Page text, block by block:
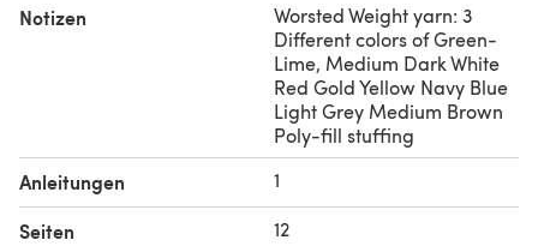
Notizen
Worsted Weight yarn: 3
Different colors of Green-
Lime, Medium Dark White
Red Gold Yellow Navy Blue
Light Grey Medium Brown
Poly-fill stuffing
Anleitungen 1
Seiten 12